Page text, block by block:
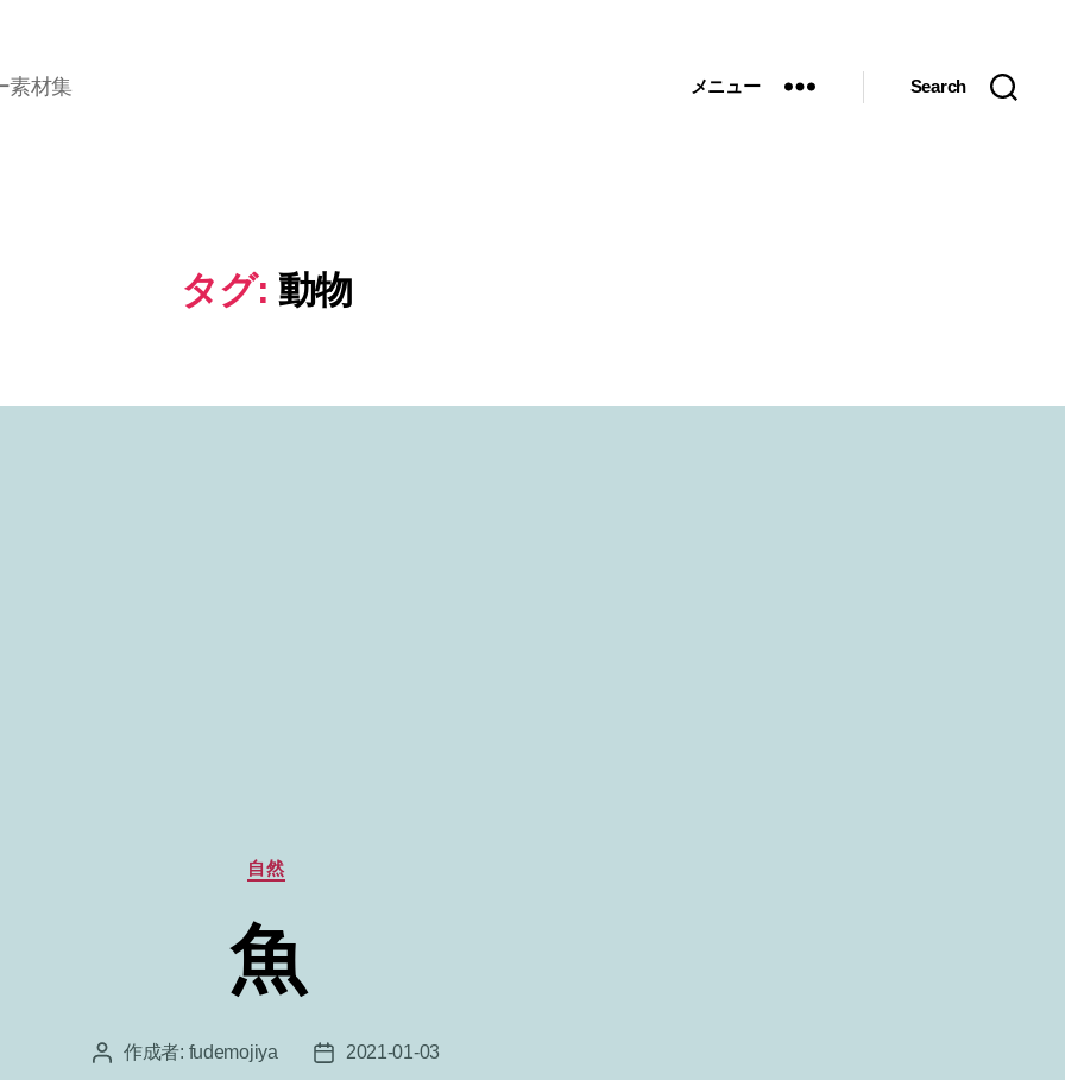
素材集 メニュー Search
タグ: 動物
カ
テ
リ
ー
自然
魚
投 作成者: fudemojiya
投
2021-01-03